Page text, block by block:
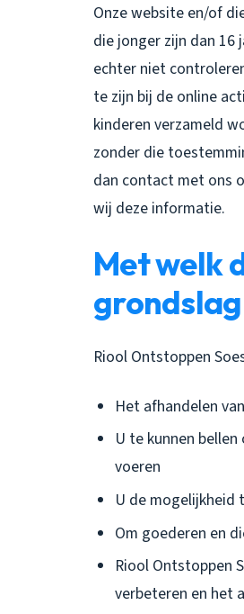
Onze website en/of
die jonger zijn dan 16
echter niet
te zijn bij de online
kinderen verzameld
zonder die
dan contact met ons
wij deze informatie.
Met welk
Riool Ontstoppen
Het afhandelen
U te kunnen
voeren
U de mogelijkheid
Om goederen en
Riool Ontstoppen
verbeteren en het